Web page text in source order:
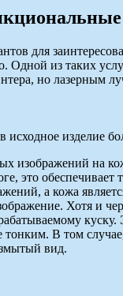
для
Одной из таких
но
исходное изделие
на
это
а кожа
Хотя
тонким. В том
вид.